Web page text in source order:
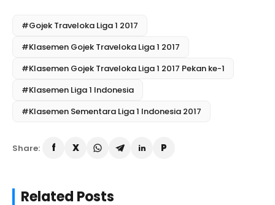
#Gojek Traveloka Liga 1 2017
#Klasemen Gojek Traveloka Liga 1 2017
#Klasemen Gojek Traveloka Liga 1 2017 Pekan ke-1
#Klasemen Liga 1 Indonesia
#Klasemen Sementara Liga 1 Indonesia 2017
Share:
Related Posts